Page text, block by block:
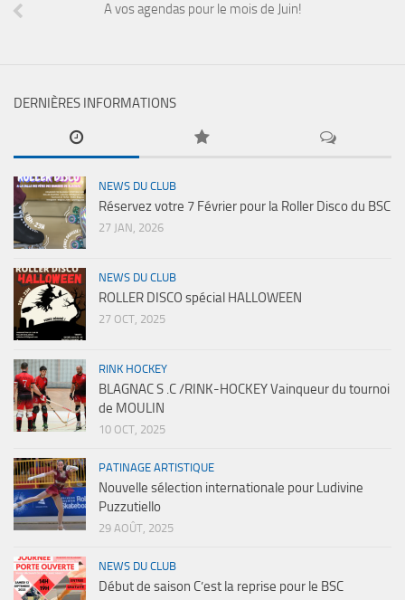
A vos agendas pour le mois de Juin!
DERNIÈRES INFORMATIONS
NEWS DU CLUB
Réservez votre 7 Février pour la Roller Disco du BSC
27 JAN, 2026
NEWS DU CLUB
ROLLER DISCO spécial HALLOWEEN
27 OCT, 2025
RINK HOCKEY
BLAGNAC S .C /RINK-HOCKEY Vainqueur du tournoi
de MOULIN
10 OCT, 2025
PATINAGE ARTISTIQUE
Nouvelle sélection internationale pour Ludivine
Puzzutiello
29 AOÛT, 2025
NEWS DU CLUB
Début de saison C’est la reprise pour le BSC